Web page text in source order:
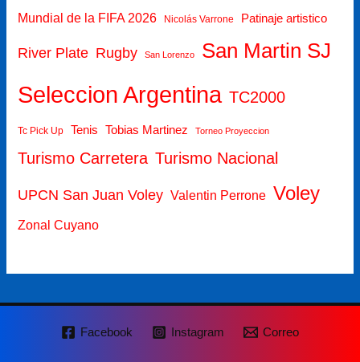
Mundial de la FIFA 2026 Nicolás Varrone Patinaje artistico
River Plate Rugby San Lorenzo San Martin SJ
Seleccion Argentina TC2000
Tc Pick Up Tenis Tobias Martinez Torneo Proyeccion
Turismo Carretera Turismo Nacional
UPCN San Juan Voley Valentin Perrone Voley
Zonal Cuyano
Facebook Instagram Correo